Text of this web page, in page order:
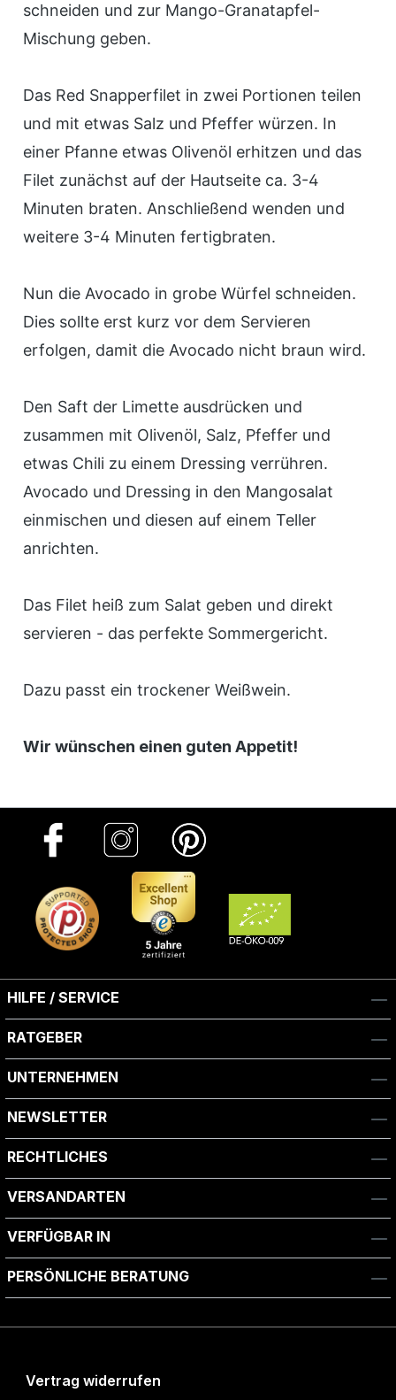
schneiden und zur Mango-Granatapfel-
Mischung geben.
Das Red Snapperfilet in zwei Portionen teilen
und mit etwas Salz und Pfeffer würzen. In
einer Pfanne etwas Olivenöl erhitzen und das
Filet zunächst auf der Hautseite ca. 3-4
Minuten braten. Anschließend wenden und
weitere 3-4 Minuten fertigbraten.
Nun die Avocado in grobe Würfel schneiden.
Dies sollte erst kurz vor dem Servieren
erfolgen, damit die Avocado nicht braun wird.
Den Saft der Limette ausdrücken und
zusammen mit Olivenöl, Salz, Pfeffer und
etwas Chili zu einem Dressing verrühren.
Avocado und Dressing in den Mangosalat
einmischen und diesen auf einem Teller
anrichten.
Das Filet heiß zum Salat geben und direkt
servieren - das perfekte Sommergericht.
Dazu passt ein trockener Weißwein.
Wir wünschen einen guten Appetit!
HILFE / SERVICE
RATGEBER
UNTERNEHMEN
NEWSLETTER
RECHTLICHES
VERSANDARTEN
VERFÜGBAR IN
PERSÖNLICHE BERATUNG
Vertrag widerrufen